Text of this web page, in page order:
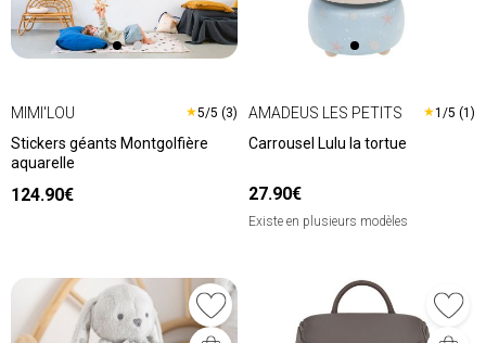
MIMI'LOU ★5/5 (3)
Stickers géants Montgolfière
aquarelle
124.90€
AMADEUS LES PETITS ★1/5 (1)
Carrousel Lulu la tortue
27.90€
Existe en plusieurs modèles